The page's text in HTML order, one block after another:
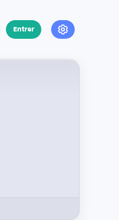
Entrer